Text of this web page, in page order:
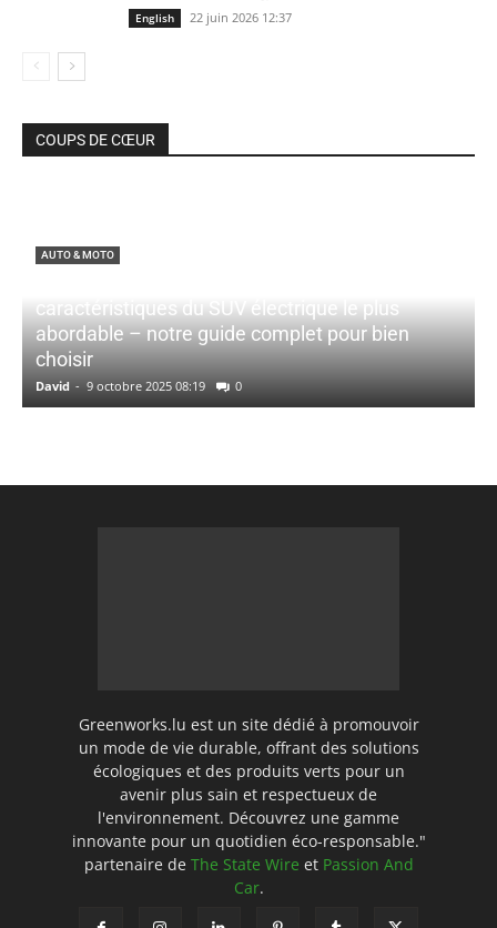
English 22 juin 2026 12:37
COUPS DE CŒUR
AUTO & MOTO
caractéristiques du SUV électrique le plus
abordable – notre guide complet pour bien
choisir
David - 9 octobre 2025 08:19 0
Greenworks.lu est un site dédié à promouvoir
un mode de vie durable, offrant des solutions
écologiques et des produits verts pour un
avenir plus sain et respectueux de
l'environnement. Découvrez une gamme
innovante pour un quotidien éco-responsable."
partenaire de The State Wire et Passion And
Car.